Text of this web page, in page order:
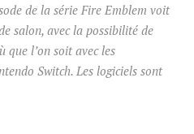
de la série Fire Emblem voit
salon, avec la possibilité de
que l’on soit avec les
Switch. Les logiciels sont